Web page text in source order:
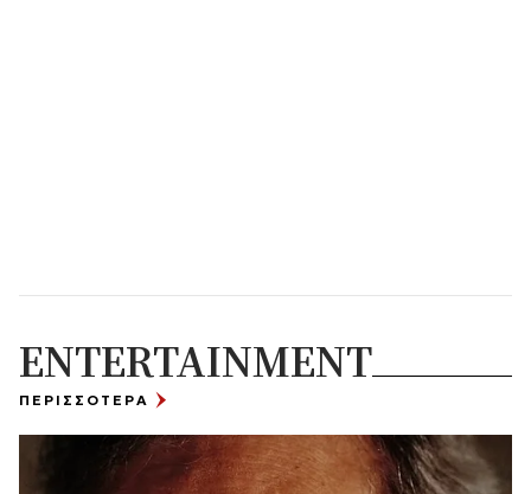
ENTERTAINMENT
ΠΕΡΙΣΣΟΤΕΡΑ